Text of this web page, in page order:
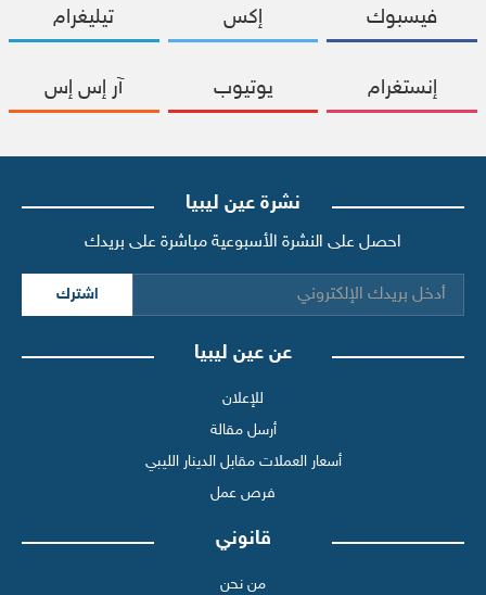
فيسبوك إكس تيليغرام
إنستغرام يوتيوب آر إس إس
نشرة عين ليبيا
احصل على النشرة الأسبوعية مباشرة على بريدك
اشترك
عن عين ليبيا
للإعلان
أرسل مقالة
أسعار العملات مقابل الدينار الليبي
فرص عمل
قانوني
من نحن